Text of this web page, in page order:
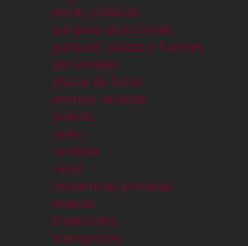
obras públicas
parques atracciones
parques, plazas y fuentes
personajes
plazas de toros
prensa, revistas
puerto
radio
ramblas
raval
residencias privadas
teatros
tradiciones
transportes